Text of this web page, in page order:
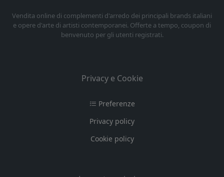
Vendita online di complementi d'arredo dei principali brands italiani
e opere d'arte di artisti contemporanei. Offerte a tempo, coupon di
benvenuto per gli utenti registrati.
Privacy e Cookie
Preferenze
Privacy policy
Cookie policy